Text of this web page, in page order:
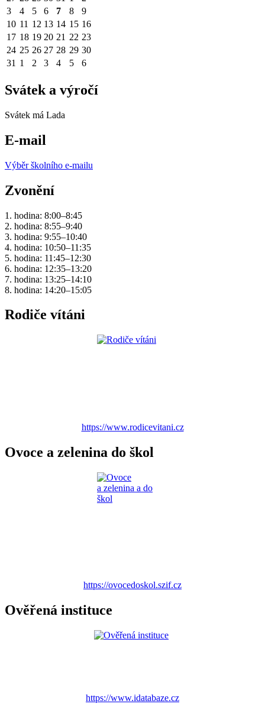
3
4 5 6 7 8
9
10 11 12 13 14 15 16
17 18 19 20 21 22 23
24 25 26 27 28 29 30
31 1 2 3 4 5 6
Svátek a výročí
Svátek má Lada
E-mail
Výběr školního e-mailu
Zvonění
1. hodina: 8:00–8:45
2. hodina: 8:55–9:40
3. hodina: 9:55–10:40
4. hodina: 10:50–11:35
5. hodina: 11:45–12:30
6. hodina: 12:35–13:20
7. hodina: 13:25–14:10
8. hodina: 14:20–15:05
Rodiče vítáni
https://www.rodicevitani.cz
Ovoce a zelenina do škol
https://ovocedoskol.szif.cz
Ověřená instituce
https://www.idatabaze.cz